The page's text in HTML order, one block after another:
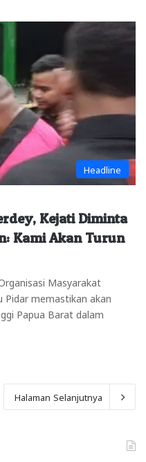
Headline
Kejati Diminta
Kami Akan Turun
Masyarakat
Pidar memastikan akan
Papua Barat dalam
Halaman Selanjutnya